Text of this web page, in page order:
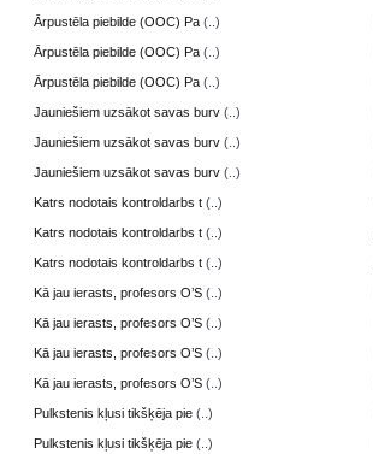
Ārpustēla piebilde (OOC) Pa (..)
Ārpustēla piebilde (OOC) Pa (..)
Ārpustēla piebilde (OOC) Pa (..)
Jauniešiem uzsākot savas burv (..)
Jauniešiem uzsākot savas burv (..)
Jauniešiem uzsākot savas burv (..)
Katrs nodotais kontroldarbs t (..)
Katrs nodotais kontroldarbs t (..)
Katrs nodotais kontroldarbs t (..)
Kā jau ierasts, profesors O’S (..)
Kā jau ierasts, profesors O’S (..)
Kā jau ierasts, profesors O’S (..)
Kā jau ierasts, profesors O’S (..)
Pulkstenis kļusi tikšķēja pie (..)
Pulkstenis kļusi tikšķēja pie (..)